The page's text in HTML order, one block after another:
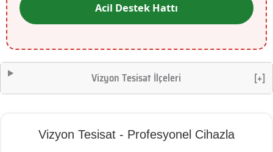
Acil Destek Hattı
Vizyon Tesisat İlçeleri [+]
Vizyon Tesisat - Profesyonel Cihazla